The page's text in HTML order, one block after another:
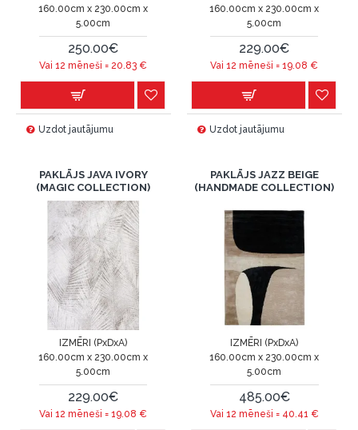
160.00cm x 230.00cm x
5.00cm
250.00€
Vai 12 mēneši =20.83 €
Uzdot jautājumu
160.00cm x 230.00cm x
5.00cm
229.00€
Vai 12 mēneši =19.08 €
Uzdot jautājumu
PAKLĀJS JAVA IVORY
(MAGIC COLLECTION)
IZMĒRI (PxDxA)
160.00cm x 230.00cm x
5.00cm
229.00€
Vai 12 mēneši =19.08 €
PAKLĀJS JAZZ BEIGE
(HANDMADE COLLECTION)
IZMĒRI (PxDxA)
160.00cm x 230.00cm x
5.00cm
485.00€
Vai 12 mēneši = 40.41 €